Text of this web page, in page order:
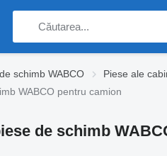
schimb WABCO Piese ale
WABCO pentru camion
de schimb